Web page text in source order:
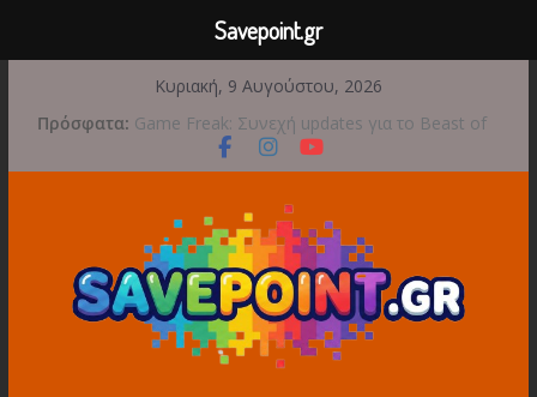
περιεχόμενο
Κυριακή, 9 Αυγούστου, 2026
Πρόσφατα: Game Freak: Συνεχή updates για το Beast of
Reincarnation μετά την ανάμεικτη υποδοχή
Μια φωτογραφική περιπέτεια συνεχίζεται στο
Διασχίστε τους ουρανούς με το Wild Blue
Skies αυτό το φθινόπωρο
Διακοπές και παιχνίδι για όλη την οικογένεια!
Έρχεται 1η Σεπτεμβρίου το Crimson Moon
Savepoint.gr